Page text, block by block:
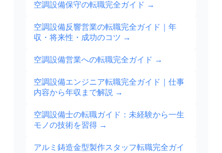
空調設備保守の転職完全ガイド →
空調設備反響営業の転職完全ガイド｜年
収・将来性・成功のコツ →
空調設備営業への転職完全ガイド →
空調設備エンジニア転職完全ガイド｜仕事
内容から年収まで解説 →
空調設備士の転職ガイド：未経験から一生
モノの技術を習得 →
アルミ鋳造金型製作スタッフ転職完全ガイ